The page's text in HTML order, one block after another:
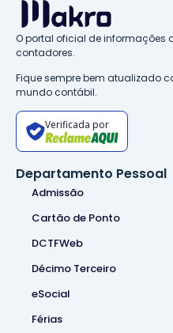
O portal oficial de informações
contadores.
Fique sempre bem atualizado
mundo contábil.
Verificada por
Departamento Pessoal
Admissão
Cartão de Ponto
DCTFWeb
Décimo Terceiro
eSocial
Férias